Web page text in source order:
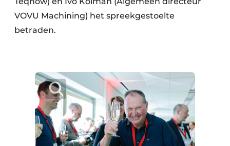
VOVU Machining) het spreekgestoelte
betraden.